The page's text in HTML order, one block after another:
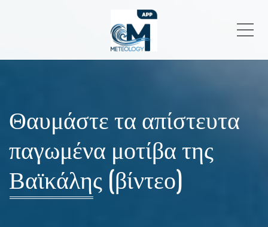
Θαυμάστε τα απίστευτα
παγωμένα μοτίβα της
Βαϊκάλης (βίντεο)